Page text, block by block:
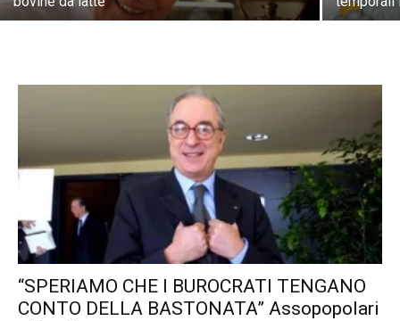
“SPERIAMO CHE I BUROCRATI TENGANO
CONTO DELLA BASTONATA” Assopopolari